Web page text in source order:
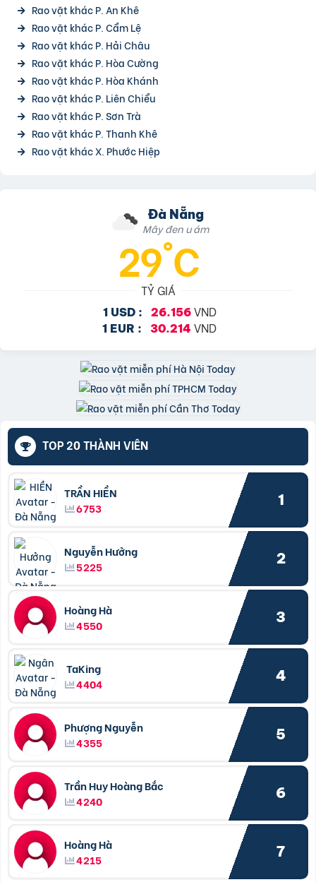
Rao vặt khác P. An Khê
Rao vặt khác P. Cẩm Lệ
Rao vặt khác P. Hải Châu
Rao vặt khác P. Hòa Cường
Rao vặt khác P. Hòa Khánh
Rao vặt khác P. Liên Chiểu
Rao vặt khác P. Sơn Trà
Rao vặt khác P. Thanh Khê
Rao vặt khác X. Phước Hiệp
Đà Nẵng
Mây đen u ám
29°C
TỶ GIÁ
1 USD : 26.156VND
1 EUR : 30.214 VND
TOP 20 THÀNH VIÊN
TRẦN HIỀN
6753
1
Nguyễn Hưởng
5225
2
Hoàng Hà
4550
3
TaKing
4404
4
Phượng Nguyễn
4355
5
Trần Huy Hoàng Bắc
4240
6
Hoàng Hà
4215
7